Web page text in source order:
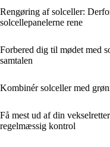
Rengøring af solceller:
solcellepanelerne rene
Forbered dig til mødet med
samtalen
Kombinér solceller med
Få mest ud af din
regelmæssig kontrol